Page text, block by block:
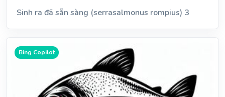
Sinh ra đã sẵn sàng (serrasalmonus rompius) 3
Bing Copilot